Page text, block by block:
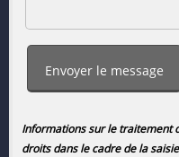
Envoyer le message
Informations sur le traitement
droits dans le cadre de la